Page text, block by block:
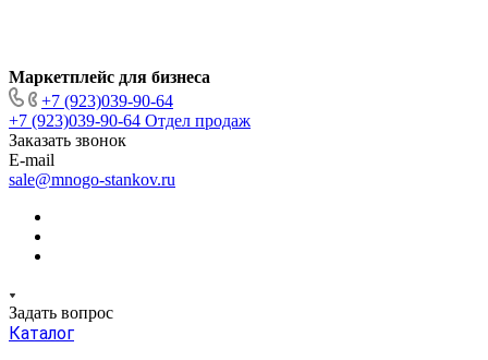
Маркетплейс для бизнеса
+7 (923)039-90-64
+7 (923)039-90-64 Отдел продаж
Заказать звонок
E-mail
sale@mnogo-stankov.ru
Задать вопрос
Каталог